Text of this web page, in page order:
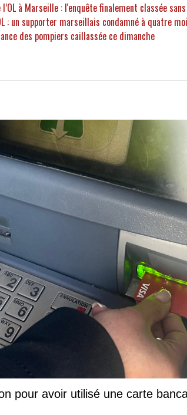
à Marseille : l'enquête finalement classée
: un supporter marseillais condamné à quatre
des pompiers caillassée ce dimanche
pour avoir utilisé une carte